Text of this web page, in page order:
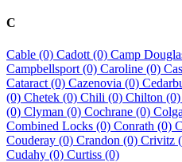
C
Cable (0) Cadott (0) Camp
Campbellsport (0) Caroline (0)
Cataract (0) Cazenovia (0)
(0) Chetek (0) Chili (0) Chilton (0)
(0) Clyman (0) Cochrane (0)
Combined Locks (0) Conrath (0)
Couderay (0) Crandon (0) Crivitz
Cudahy (0) Curtiss (0)